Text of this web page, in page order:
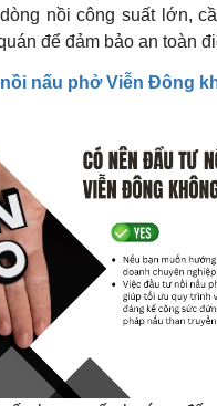
nồi công suất lớn,
để đảm bảo an toàn
nấu phở Viễn Đông